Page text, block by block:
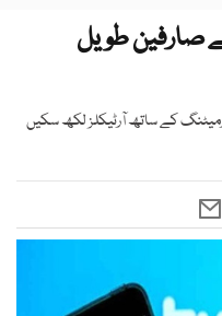
صارفین طویل
کے ساتھ آرٹیکلز لکھ سکیں